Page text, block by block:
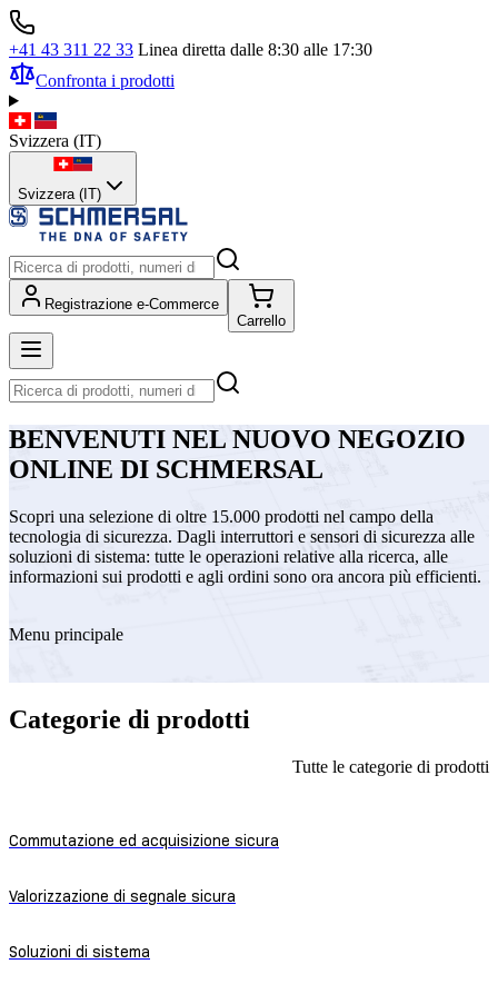
+41 43 311 22 33 Linea diretta dalle 8:30 alle 17:30
Confronta i prodotti
Svizzera (IT)
Svizzera (IT)
Registrazione e-Commerce
Carrello
BENVENUTI NEL NUOVO NEGOZIO
ONLINE DI SCHMERSAL
Scopri una selezione di oltre 15.000 prodotti nel campo della
tecnologia di sicurezza. Dagli interruttori e sensori di sicurezza alle
soluzioni di sistema: tutte le operazioni relative alla ricerca, alle
informazioni sui prodotti e agli ordini sono ora ancora più efficienti.
Menu principale
Categorie di prodotti
Tutte le categorie di prodotti
Commutazione ed acquisizione sicura
Valorizzazione di segnale sicura
Soluzioni di sistema